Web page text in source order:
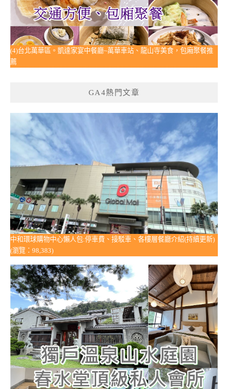
(4)台北萬華區。凱達家宴中餐廳~萬華車站、龍山寺美食，包廂聚餐推
薦
GA4熱門文章
中和環球購物中心懶人包:停車費、接駁車、各樓層餐廳介紹(持續更新)
(瀏覽：98,383)